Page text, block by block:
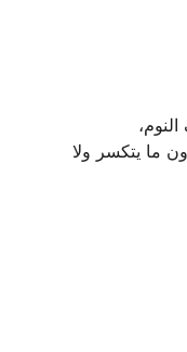
ما يتكسر ولا